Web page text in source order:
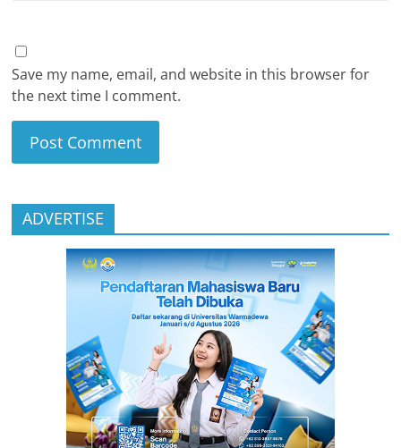
Save my name, email, and website in this browser for
the next time I comment.
ADVERTISE